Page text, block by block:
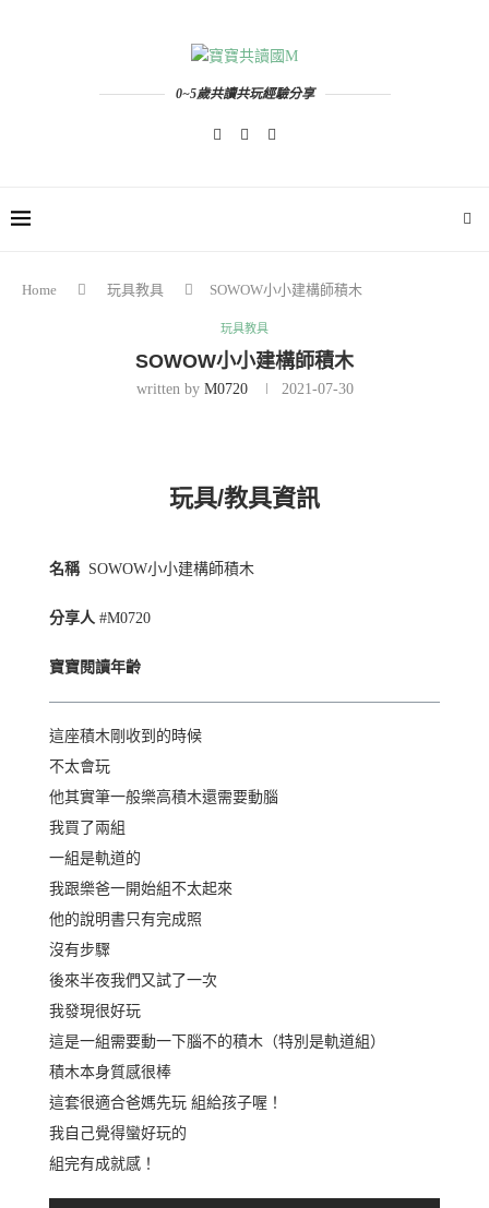
0~5歲共讀共玩經驗分享
Home 玩具教具 SOWOW小小建構師積木
玩具教具
SOWOW小小建構師積木
written by M0720 2021-07-30
玩具/教具資訊
名稱 SOWOW小小建構師積木
分享人 #M0720
寶寶閱讀年齡
這座積木剛收到的時候
不太會玩
他其實筆一般樂高積木還需要動腦
我買了兩組
一組是軌道的
我跟樂爸一開始組不太起來
他的說明書只有完成照
沒有步驟
後來半夜我們又試了一次
我發現很好玩
這是一組需要動一下腦不的積木（特別是軌道組）
積木本身質感很棒
這套很適合爸媽先玩 組給孩子喔！
我自己覺得蠻好玩的
組完有成就感！